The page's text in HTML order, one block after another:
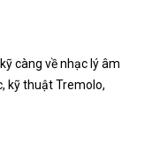
càng về nhạc lý âm
kỹ thuật Tremolo,